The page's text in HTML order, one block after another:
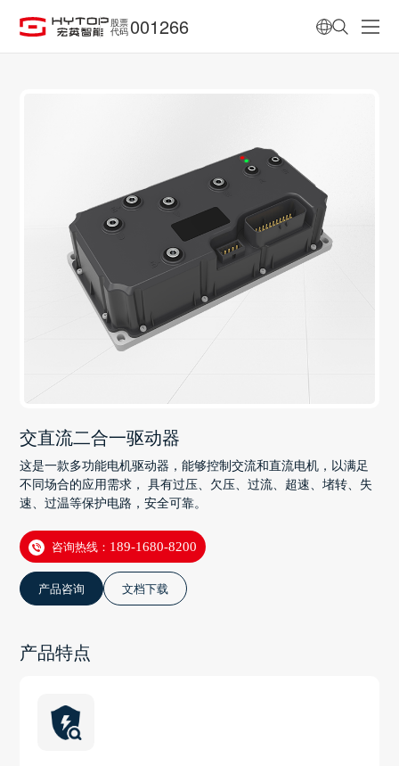
股票
代码 001266
交直流二合一驱动器
这是一款多功能电机驱动器，能够控制交流和直流电机，以满足
不同场合的应用需求， 具有过压、欠压、过流、超速、堵转、失
速、过温等保护电路，安全可靠。
咨询热线： 189-1680-8200
产品咨询 文档下载
产品特点